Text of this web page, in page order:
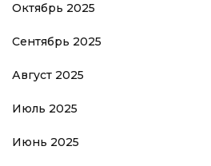
Октябрь 2025
Сентябрь 2025
Август 2025
Июль 2025
Июнь 2025